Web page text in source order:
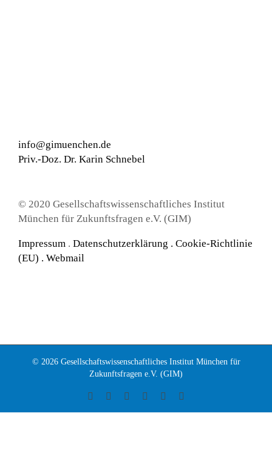
info@gimuenchen.de
Priv.-Doz. Dr. Karin Schnebel
© 2020 Gesellschaftswissenschaftliches Institut
München für Zukunftsfragen e.V. (GIM)
Impressum . Datenschutzerklärung . Cookie-Richtlinie
(EU) . Webmail
© 2026 Gesellschaftswissenschaftliches Institut München für
Zukunftsfragen e.V. (GIM)
FacebookInstagramLinkedIn YouTube